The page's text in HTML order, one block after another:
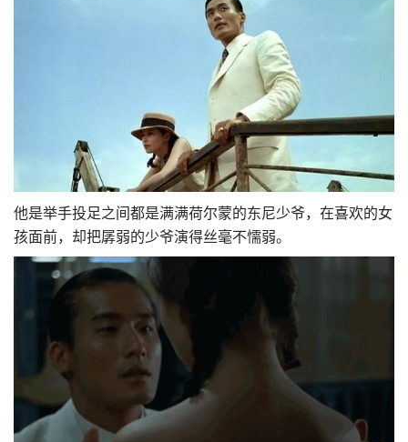
他是举手投足之间都是满满荷尔蒙的东尼少爷，在喜欢的女
孩面前，却把孱弱的少爷演得丝毫不懦弱。